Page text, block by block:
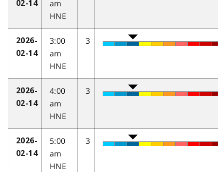
02-14
am
HNE
2026-
02-14
3:00
am
HNE
3
2026-
02-14
4:00
am
HNE
3
2026-
02-14
5:00
am
HNE
3